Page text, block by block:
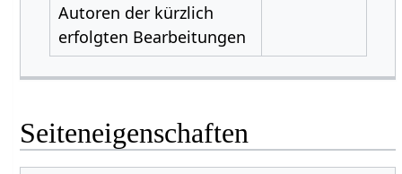
Autoren der kürzlich
erfolgten Bearbeitungen
Seiteneigenschaften